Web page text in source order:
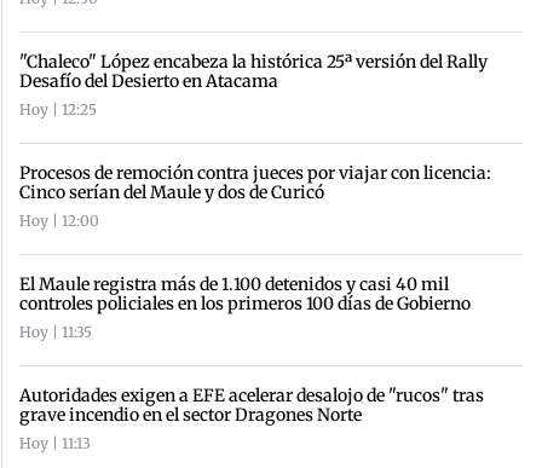
"Chaleco" López encabeza la histórica 25ª versión del Rally
Desafío del Desierto en Atacama
Hoy | 12:25
Procesos de remoción contra jueces por viajar con licencia:
Cinco serían del Maule y dos de Curicó
Hoy | 12:00
El Maule registra más de 1.100 detenidos y casi 40 mil
controles policiales en los primeros 100 días de Gobierno
Hoy | 11:35
Autoridades exigen a EFE acelerar desalojo de "rucos" tras
grave incendio en el sector Dragones Norte
Hoy | 11:13